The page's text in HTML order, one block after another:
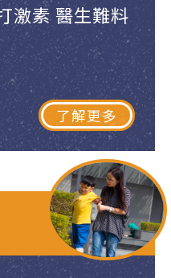
激素 醫生難料
了解更多